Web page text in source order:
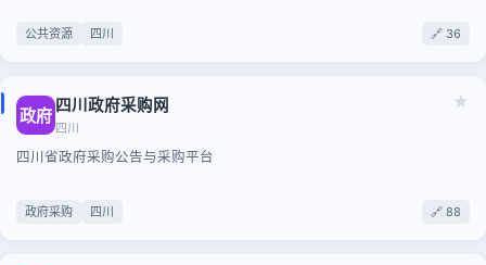
公共资源 四川 🔗 36
★
政府 四川政府采购网
四川
四川省政府采购公告与采购平台
政府采购 四川 🔗 88